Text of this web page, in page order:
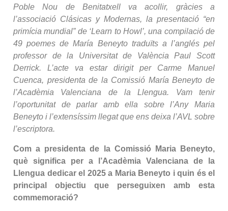
Poble Nou de Benitatxell va acollir, gràcies a
l’associació Clásicas y Modernas, la presentació “en
primícia mundial” de ‘Learn to Howl’, una compilació de
49 poemes de María Beneyto traduïts a l’anglés pel
professor de la Universitat de València Paul Scott
Derrick. L’acte va estar dirigit per Carme Manuel
Cuenca, presidenta de la Comissió María Beneyto de
l’Acadèmia Valenciana de la Llengua. Vam tenir
l’oportunitat de parlar amb ella sobre l’Any Maria
Beneyto i l’extensíssim llegat que ens deixa l’AVL sobre
l’escriptora.
Com a presidenta de la Comissió Maria Beneyto,
què significa per a l’Acadèmia Valenciana de la
Llengua dedicar el 2025 a Maria Beneyto i quin és el
principal objectiu que perseguixen amb esta
commemoració?